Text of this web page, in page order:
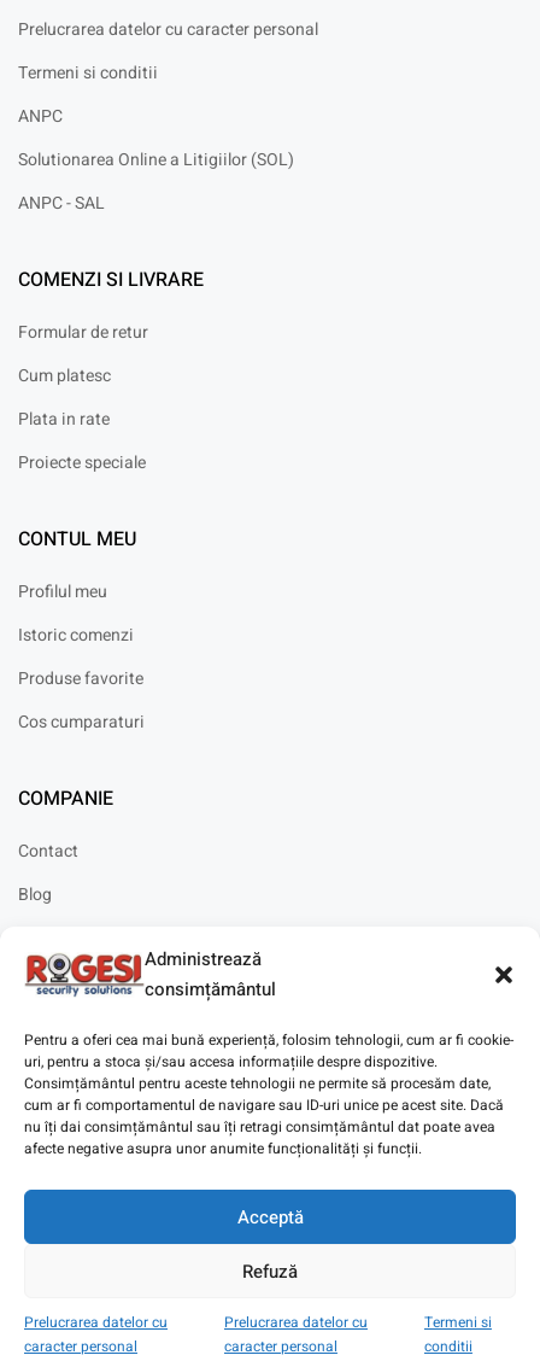
Administrează
consimțământul
Pentru a oferi cea mai bună experiență, folosim tehnologii, cum ar fi cookie-
uri, pentru a stoca și/sau accesa informațiile despre dispozitive.
Consimțământul pentru aceste tehnologii ne permite să procesăm date,
cum ar fi comportamentul de navigare sau ID-uri unice pe acest site. Dacă
nu îți dai consimțământul sau îți retragi consimțământul dat poate avea
afecte negative asupra unor anumite funcționalități și funcții.
Acceptă
Refuză
Prelucrarea datelor cu
caracter personal
Prelucrarea datelor cu
caracter personal
Termeni si
conditii
Magazin Wishlist
Prelucrarea datelor cu caracter personal
Termeni si conditii
ANPC
Solutionarea Online a Litigiilor (SOL)
ANPC - SAL
COMENZI SI LIVRARE
Formular de retur
Cum platesc
Plata in rate
Proiecte speciale
CONTUL MEU
Profilul meu
Istoric comenzi
Produse favorite
Cos cumparaturi
COMPANIE
Contact
Blog
Solicitare instalare
Copyright © 2025Digitaz.